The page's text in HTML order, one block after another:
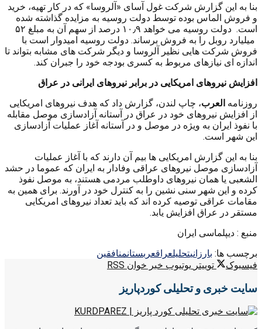
بنا به این گزارش شرکت غول آسای «آلروسا» که در کار تهیه، خرید
و فروش الماس بوده توسط دولت روسیه به مزایده گذاشته شده
است. دولت روسیه می خواهد ۱۰٫۹ درصد از سهم آن به مبلغ
۵۲
میلیارد روبل را به فروش برساند. دولت روسیه امیدوار است با
فروش شرکت هایی نظیر آلروسا و دیگر شرکت های مشابه بتواند تا
اندازه ای نیازهای مربوط به کسری بودجه خود را جبران کند.
افزایش نیروهای امریکایی در برابر نیروهای ایرانی در عراق
روزنامه العرب، چاپ لندن، گزارش داد که هدف نیروهای امریکایی
از افزایش نیروهای خود در عراق در آستانه آزادسازی موصل مقابله
با نفوذ ایران به ویژه در موصل و در آستانه آغاز عملیات آزادسازی
این شهر است.
بنا به این گزارش امریکایی ها بیم آن دارند که با آغاز عملیات
آزادسازی موصل نیروهای عراقی وفادار به ایران که عموما در حشد
الشعبی یا همان نیروهای داوطلب مردمی هستند، به موصل نفوذ
کرده و این شهر سنی نشین را به کنترل خود در آورند. برای همین به
مقامات عراقی توصیه کرده اند که باید تعداد نیروهای امریکایی
مستقر در عراق افزایش یابد.
منبع : دیپلماسی ایران
برچسب ها: بارزانیتحليلعراقعربستانمنافقین
فیسبوک
توییتر یوتیوب خبر خوان RSS
سایت خبری و تحلیلی کوردپاریز